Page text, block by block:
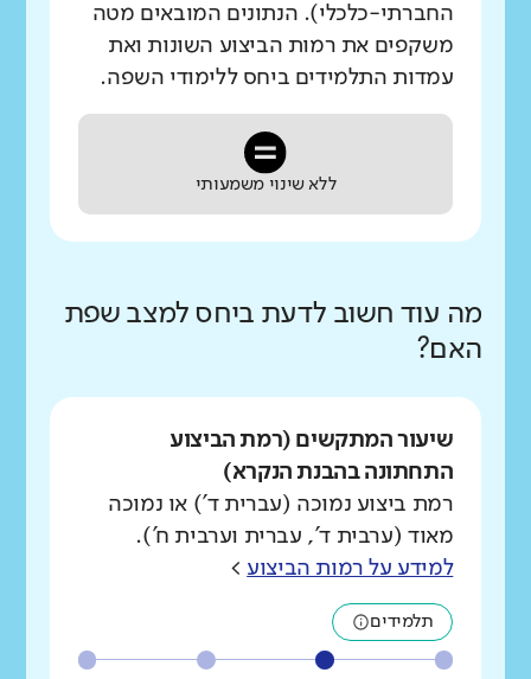
החברתי-כלכלי). הנתונים המובאים מטה
משקפים את רמות הביצוע השונות ואת
עמדות התלמידים ביחס ללימודי השפה.
ללא שינוי משמעותי
מה עוד חשוב לדעת ביחס למצב שפת
האם?
שיעור המתקשים (רמת הביצוע
התחתונה בהבנת הנקרא)
רמת ביצוע נמוכה (עברית ד') או נמוכה
מאוד (ערבית ד', עברית וערבית ח').
למידע על רמות הביצוע >
תלמידים